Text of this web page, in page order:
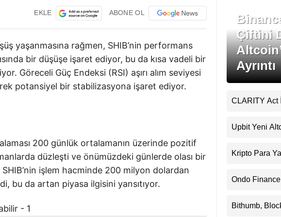
EKLE ABONE OL
yaşanmasına rağmen, SHIB’nin performans
bir düşüşe işaret ediyor, bu da kısa vadeli bir
Göreceli Güç Endeksi (RSI) aşırı alım seviyesi
potansiyel bir stabilizasyona işaret ediyor.
200 günlük ortalamanın üzerinde pozitif
düzleşti ve önümüzdeki günlerde olası bir
işlem hacminde 200 milyon dolardan
bu da artan piyasa ilgisini yansıtıyor.
Çiftini
Ayrıntı
CLARITY Act
Beklentisini
Upbit Yeni
Görecek
Kripto Para
Ondo
Kontrolü
Bithumb,